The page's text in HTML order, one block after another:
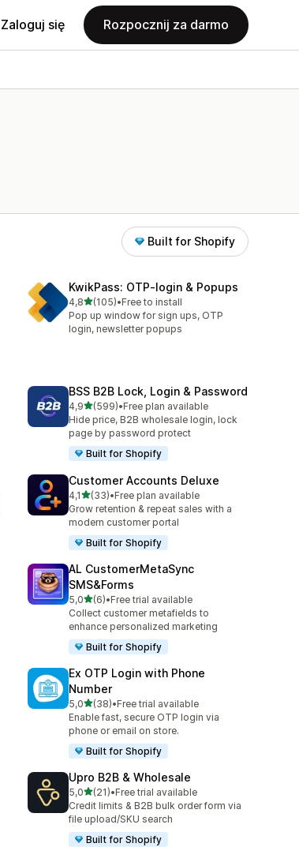
Zaloguj się Rozpocznij za darmo
Built for Shopify
KwikPass: OTP‑login & Popups
4,8na 5 gwiazdek
(105)
Łączna liczba recenzji: 105
•Free to install
Pop up window for sign ups, OTP
login, newsletter popups
BSS B2B Lock, Login & Password
4,9na 5 gwiazdek
(599)
Łączna liczba recenzji: 599
•Free plan available
Hide price, B2B wholesale login, lock
page by password protect
Built for Shopify
Customer Accounts Deluxe
4,1na 5 gwiazdek
(33)
Łączna liczba recenzji: 33
•Free plan available
Grow retention & repeat sales with a
modern customer portal
Built for Shopify
AL CustomerMetaSync
SMS&Forms
5,0na 5 gwiazdek
(6)
Łączna liczba recenzji: 6
•Free trial available
Collect customer metafields to
enhance personalized marketing
Built for Shopify
Ex OTP Login with Phone
Number
5,0na 5 gwiazdek
(38)
Łączna liczba recenzji: 38
•Free trial available
Enable fast, secure OTP login via
phone or email on store.
Built for Shopify
Upro B2B & Wholesale
5,0na 5 gwiazdek
(21)
Łączna liczba recenzji: 21
•Free trial available
Credit limits & B2B bulk order form via
file upload/SKU search
Built for Shopify